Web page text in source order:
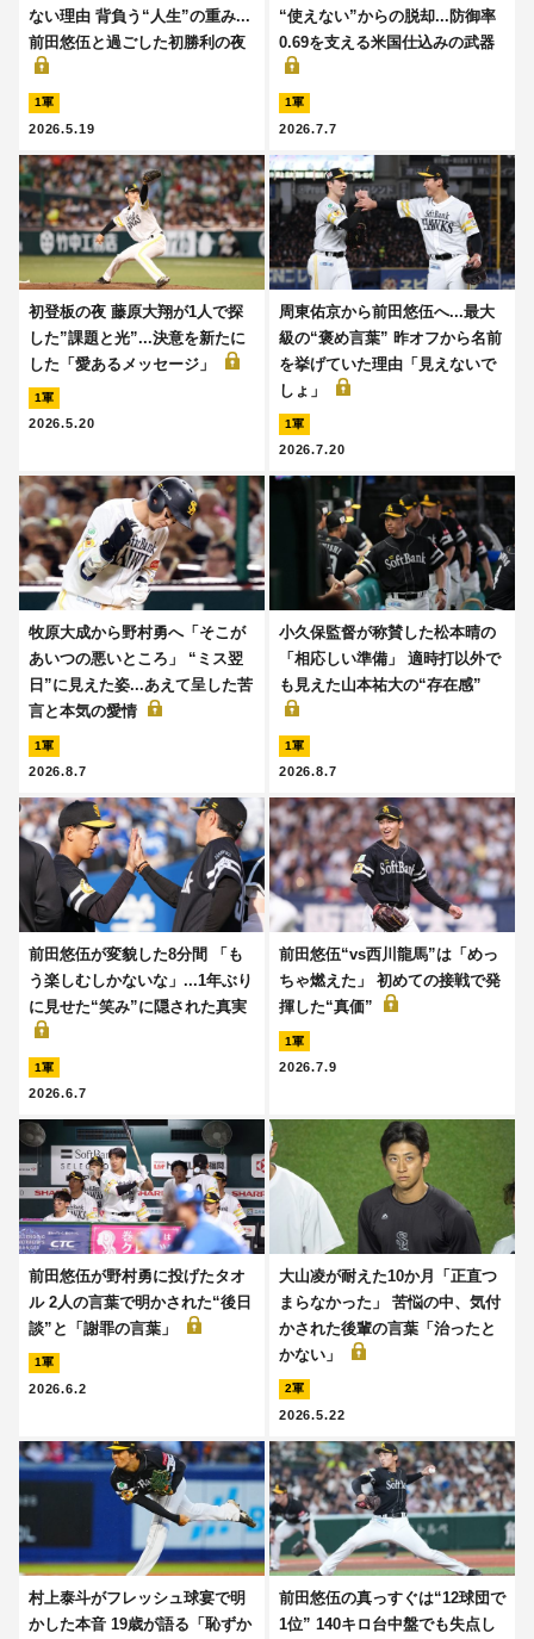
ない理由 背負う“人生”の重み...
前田悠伍と過ごした初勝利の夜
1軍
2026.5.19
“使えない”からの脱却...防御率
0.69を支える米国仕込みの武器
1軍
2026.7.7
初登板の夜 藤原大翔が1人で探
した”課題と光”...決意を新たに
した「愛あるメッセージ」
1軍
2026.5.20
周東佑京から前田悠伍へ...最大
級の“褒め言葉” 昨オフから名前
を挙げていた理由「見えないで
しょ」
1軍
2026.7.20
牧原大成から野村勇へ「そこが
あいつの悪いところ」 “ミス翌
日”に見えた姿...あえて呈した苦
言と本気の愛情
1軍
2026.8.7
小久保監督が称賛した松本晴の
「相応しい準備」 適時打以外で
も見えた山本祐大の“存在感”
1軍
2026.8.7
前田悠伍が変貌した8分間 「も
う楽しむしかないな」...1年ぶり
に見せた“笑み”に隠された真実
1軍
2026.6.7
前田悠伍“vs西川龍馬”は「めっ
ちゃ燃えた」 初めての接戦で発
揮した“真価”
1軍
2026.7.9
前田悠伍が野村勇に投げたタオ
ル 2人の言葉で明かされた“後日
談”と「謝罪の言葉」
1軍
2026.6.2
大山凌が耐えた10か月「正直つ
まらなかった」 苦悩の中、気付
かされた後輩の言葉「治ったと
かない」
2軍
2026.5.22
村上泰斗がフレッシュ球宴で明
かした本音 19歳が語る「恥ずか
前田悠伍の真っすぐは“12球団で
1位” 140キロ台中盤でも失点し